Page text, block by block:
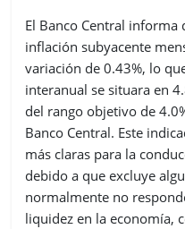
El Banco Central informa
inflación subyacente
variación de 0.43%, lo
interanual se situara en
del rango objetivo de
Banco Central. Este
más claras para la
debido a que excluye
normalmente no
liquidez en la economía,